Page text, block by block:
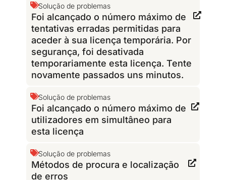
Solução de problemas
Foi alcançado o número máximo de
tentativas erradas permitidas para
aceder à sua licença temporária. Por
segurança, foi desativada
temporariamente esta licença. Tente
novamente passados uns minutos.
Solução de problemas
Foi alcançado o número máximo de
utilizadores em simultâneo para
esta licença
Solução de problemas
Métodos de procura e localização
de erros